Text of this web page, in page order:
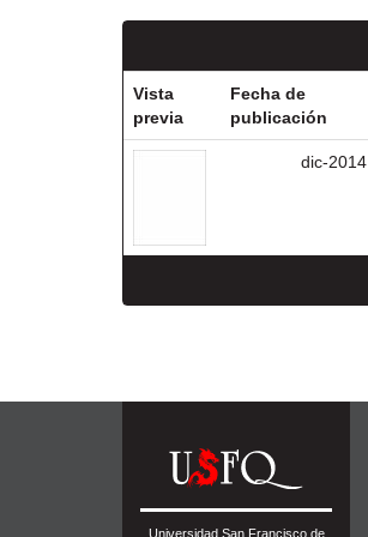
Vista
previa
Fecha de
publicación
dic-2014
Universidad San Francisco de